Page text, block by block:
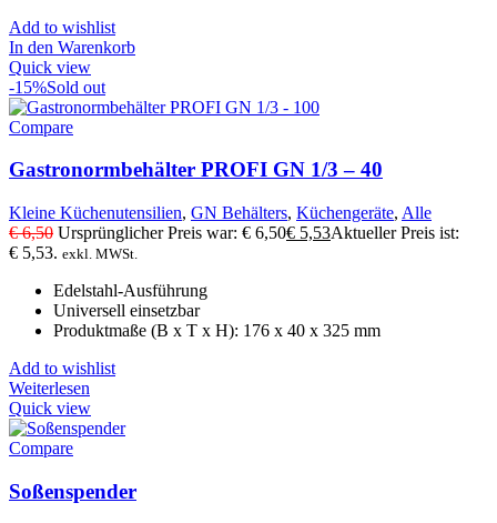
Add to wishlist
In den Warenkorb
Quick view
-15%Sold out
Compare
Gastronormbehälter PROFI GN 1/3 – 40
Kleine Küchenutensilien, GN Behälters, Küchengeräte, Alle
€6,50 Ursprünglicher Preis war: € 6,50€ 5,53Aktueller Preis ist:
€ 5,53. exkl. MWSt.
Edelstahl-Ausführung
Universell einsetzbar
Produktmaße (B x T x H): 176 x 40 x 325 mm
Add to wishlist
Weiterlesen
Quick view
Compare
Soßenspender